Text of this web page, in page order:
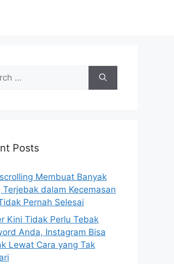
Posts
Membuat Banyak
Terjebak dalam Kecemasan
Pernah Selesai
Kini Tidak Perlu Tebak
Anda, Instagram Bisa
Lewat Cara yang Tak